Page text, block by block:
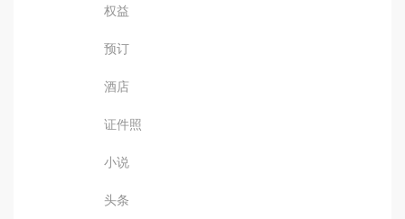
权益
预订
酒店
证件照
小说
头条